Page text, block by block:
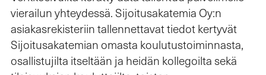
vierailun yhteydessä. Sijoitusakatemia Oy:n
asiakasrekisteriin tallennettavat tiedot kertyvät
Sijoitusakatemian omasta koulutustoiminnasta,
osallistujilta itseltään ja heidän kollegoilta sekä